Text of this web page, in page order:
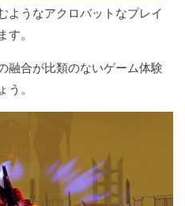
ようなアクロバットなプレイ
。
融合が比類のないゲーム体験
。